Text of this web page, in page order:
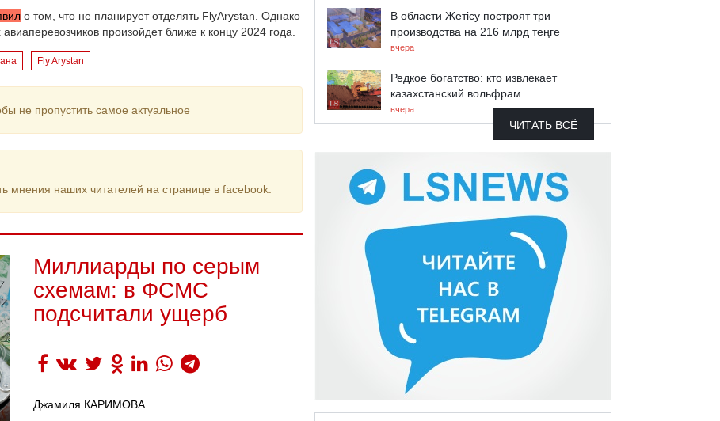
о том, что не планирует отделять FlyArystan. Однако
авиаперевозчиков произойдет ближе к концу 2024 года.
Fly Arystan
не пропустить самое актуальное
мнения наших читателей на странице в facebook.
Миллиарды по серым
схемам: в ФСМС
подсчитали ущерб
Джамиля КАРИМОВА
В области Жетісу построят три
производства на 216 млрд теңге
вчера
Редкое богатство: кто извлекает
казахстанский вольфрам
вчера
ЧИТАТЬ ВСЁ